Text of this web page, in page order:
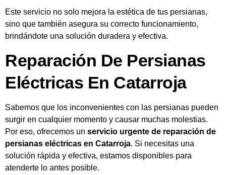
Este servicio no solo mejora la estética de tus persianas,
sino que también asegura su correcto funcionamiento,
brindándote una solución duradera y efectiva.
Reparación De Persianas
Eléctricas En Catarroja
Sabemos que los inconvenientes con las persianas pueden
surgir en cualquier momento y causar muchas molestias.
Por eso, ofrecemos un servicio urgente de reparación de
persianas eléctricas en Catarroja. Si necesitas una
solución rápida y efectiva, estamos disponibles para
atenderte lo antes posible.